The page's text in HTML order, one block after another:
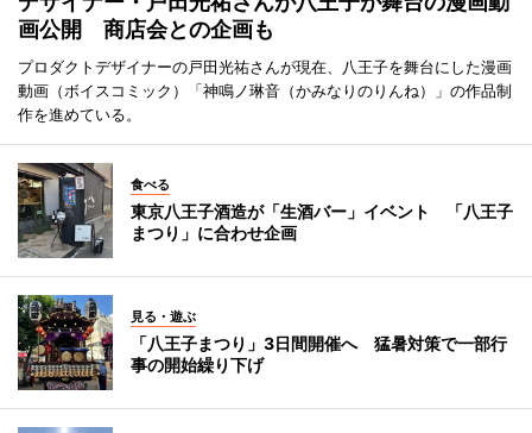
画公開 商店会との企画も
プロダクトデザイナーの戸田光祐さんが現在、八王子を舞台にした漫画
動画（ボイスコミック）「神鳴ノ琳音（かみなりのりんね）」の作品制
作を進めている。
食べる
東京八王子酒造が「生酒バー」イベント 「八王子
まつり」に合わせ企画
見る・遊ぶ
「八王子まつり」3日間開催へ 猛暑対策で一部行
事の開始繰り下げ